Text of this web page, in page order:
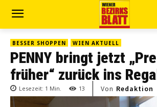
BESSER SHOPPEN WIEN AKTUELL
PENNY bringt jetzt
früher“ zurück ins
Lesezeit: 1 Min. 13 Von Redaktion